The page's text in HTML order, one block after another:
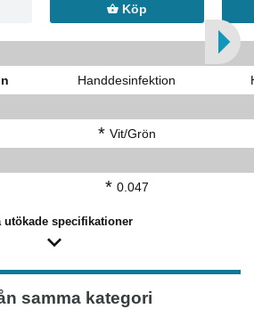
Köp
Handdesinfektion
* Vit/Grön
* 0.047
utökade specifikationer
samma kategori